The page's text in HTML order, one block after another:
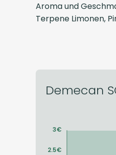
Aroma und
Terpene Limonen,
Demecan